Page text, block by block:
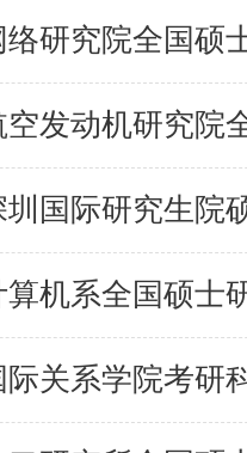
圳国际研究生院
际关系学院考研